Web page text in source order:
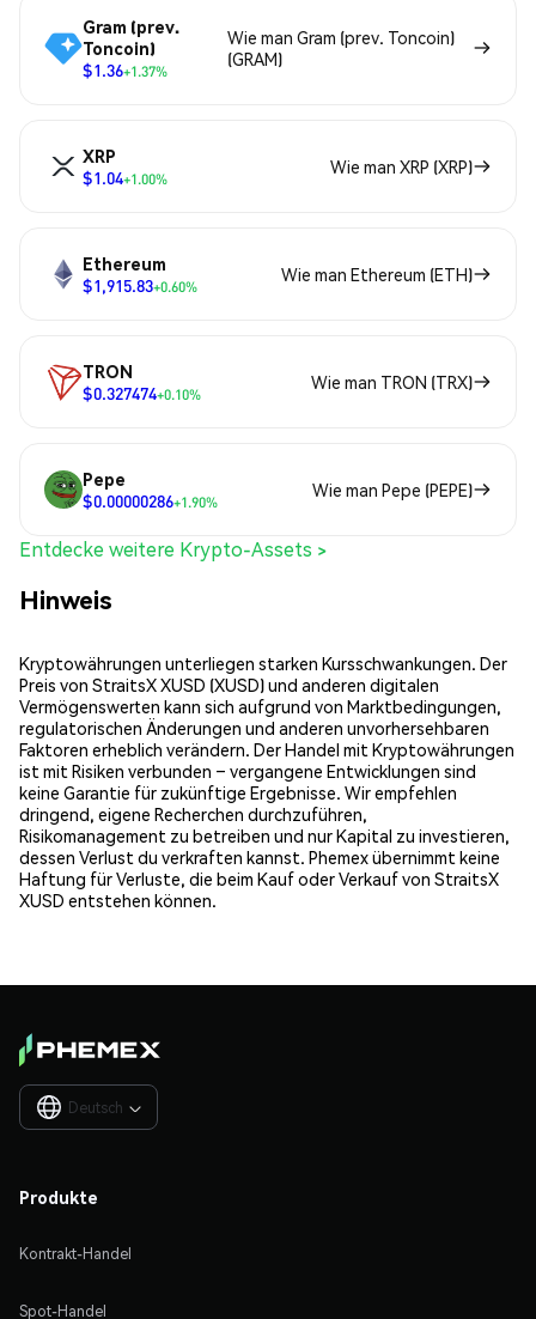
Gram (prev.
Toncoin)
$1.36+1.37%
Wie man Gram (prev. Toncoin)
(GRAM)
XRP
$1.04+1.00%
Wie man XRP (XRP)
Ethereum
$1,915.83+0.60%
Wie man Ethereum (ETH)
TRON
$0.327474+0.10%
Wie man TRON (TRX)
Pepe
$0.00000286+1.90%
Wie man Pepe (PEPE)
Entdecke weitere Krypto-Assets >
Hinweis
Kryptowährungen unterliegen starken Kursschwankungen. Der
Preis von StraitsX XUSD (XUSD) und anderen digitalen
Vermögenswerten kann sich aufgrund von Marktbedingungen,
regulatorischen Änderungen und anderen unvorhersehbaren
Faktoren erheblich verändern. Der Handel mit Kryptowährungen
ist mit Risiken verbunden – vergangene Entwicklungen sind
keine Garantie für zukünftige Ergebnisse. Wir empfehlen
dringend, eigene Recherchen durchzuführen,
Risikomanagement zu betreiben und nur Kapital zu investieren,
dessen Verlust du verkraften kannst. Phemex übernimmt keine
Haftung für Verluste, die beim Kauf oder Verkauf von StraitsX
XUSD entstehen können.
Deutsch 
Produkte
Kontrakt-Handel
Spot-Handel